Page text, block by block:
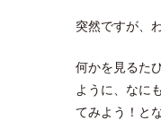
突然ですが、
何かを見るた
ように、なに
てみよう！と